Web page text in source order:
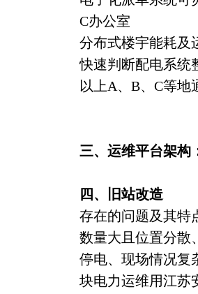
C办公室
分布式楼宇能耗及
快速判断配电系统
以上A、B、C等地
三、运维平台架构
四、旧站改造
存在的问题及其特
数量大且位置分散
停电、现场情况复
块电力运维用江苏